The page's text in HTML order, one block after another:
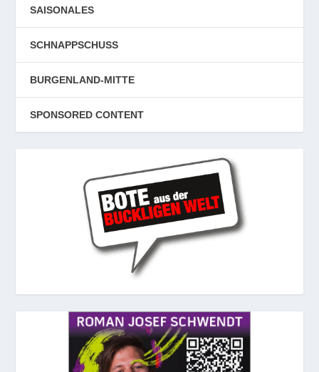
SAISONALES
SCHNAPPSCHUSS
BURGENLAND-MITTE
SPONSORED CONTENT